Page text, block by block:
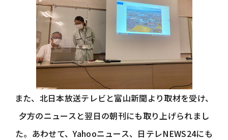
また、北日本放送テレビと富山新聞より取材を受け、
夕方のニュースと翌日の朝刊にも取り上げられまし
た。あわせて、Yahooニュース、日テレNEWS24にも